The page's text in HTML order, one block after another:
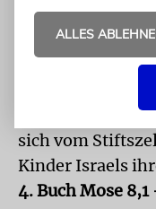
eingeführt, die
feiern konnten.
am Tag eine
Feuersäule die
Stiftszelt
sich vom
Kinder Israels
4. Buch Mose 8,1
ALLES